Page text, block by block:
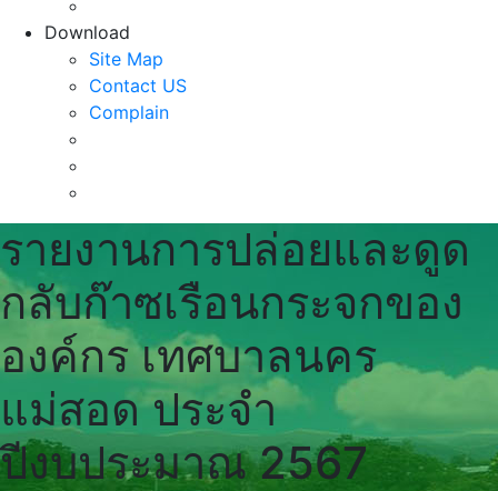
Download
Site Map
Contact US
Complain
รายงานการปล่อยและดูด
กลับก๊าซเรือนกระจกของ
องค์กร เทศบาลนคร
แม่สอด ประจำ
ปีงบประมาณ 2567